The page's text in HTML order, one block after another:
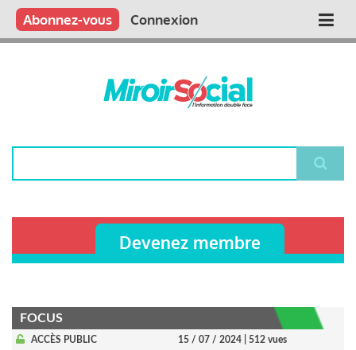
Aller
contenu
Main
Qui sommes nous ?
Vous publiez
Nous publions
Contactez-nous
Abonnez-vous Connexion
Devenez membre
FOCUS
ACCÈS PUBLIC 15 / 07 / 2024 | 512 vues